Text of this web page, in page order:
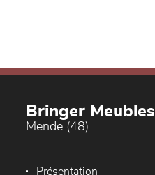
Bringer Meubles
Mende (48)
Présentation